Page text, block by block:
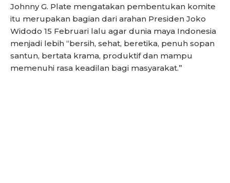
Johnny G. Plate mengatakan pembentukan komite
itu merupakan bagian dari arahan Presiden Joko
Widodo 15 Februari lalu agar dunia maya Indonesia
menjadi lebih “bersih, sehat, beretika, penuh sopan
santun, bertata krama, produktif dan mampu
memenuhi rasa keadilan bagi masyarakat.”